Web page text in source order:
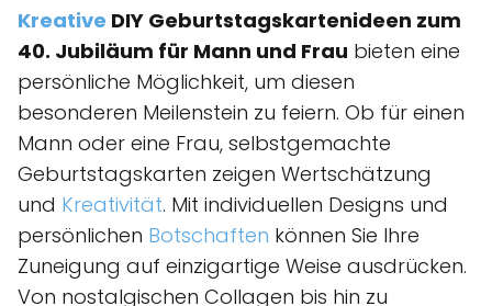
Kreative DIY Geburtstagskartenideen zum
40. Jubiläum für Mann und Frau bieten eine
persönliche Möglichkeit, um diesen
besonderen Meilenstein zu feiern. Ob für einen
Mann oder eine Frau, selbstgemachte
Geburtstagskarten zeigen Wertschätzung
und Kreativität. Mit individuellen Designs und
persönlichen Botschaften können Sie Ihre
Zuneigung auf einzigartige Weise ausdrücken.
Von nostalgischen Collagen bis hin zu